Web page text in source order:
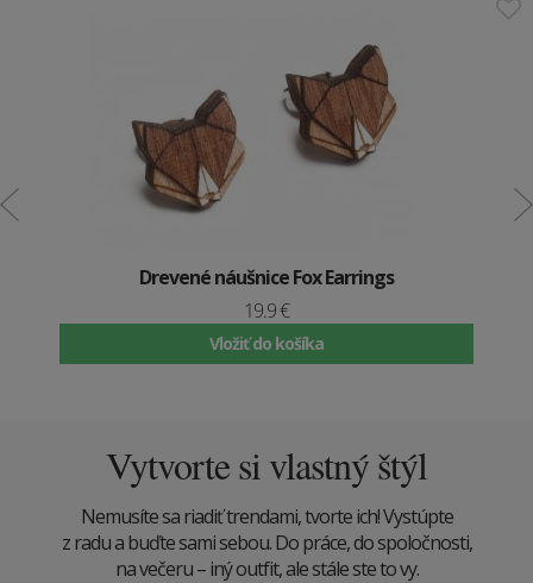
Drevené náušnice Fox Earrings
19.9 €
Vložiť do košíka
Vytvorte si vlastný štýl
Nemusíte sa riadiť trendami, tvorte ich! Vystúpte
z radu a buďte sami sebou. Do práce, do spoločnosti,
na večeru – iný outfit, ale stále ste to vy.